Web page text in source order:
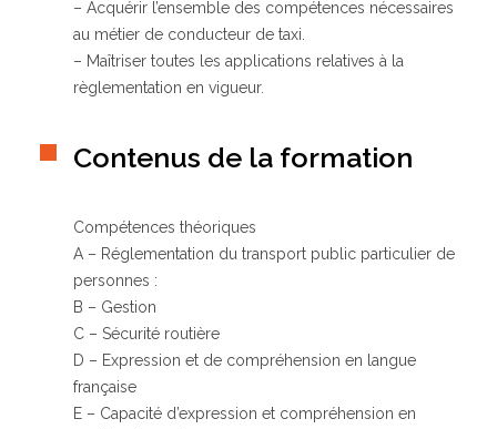
Qui sommes-nous ?
GRETA-CFA de Besançon
GRETA-CFA du Haut-Doubs
– Acquérir l’ensemble des compétences nécessaires
au métier de conducteur de taxi.
– Maîtriser toutes les applications relatives à la
règlementation en vigueur.
Contenus de la formation
Compétences théoriques
A – Réglementation du transport public particulier de
personnes :
B – Gestion
C – Sécurité routière
D – Expression et de compréhension en langue
française
E – Capacité d’expression et compréhension en